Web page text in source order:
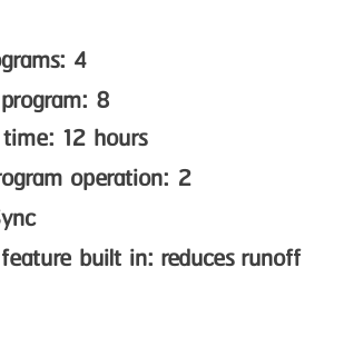
4
8
12 hours
operation: 2
built in: reduces runoff